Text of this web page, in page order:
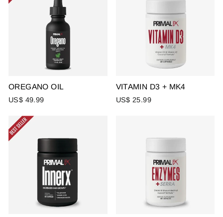
OREGANO OIL
US$ 49.99
VITAMIN D3 + MK4
US$ 25.99